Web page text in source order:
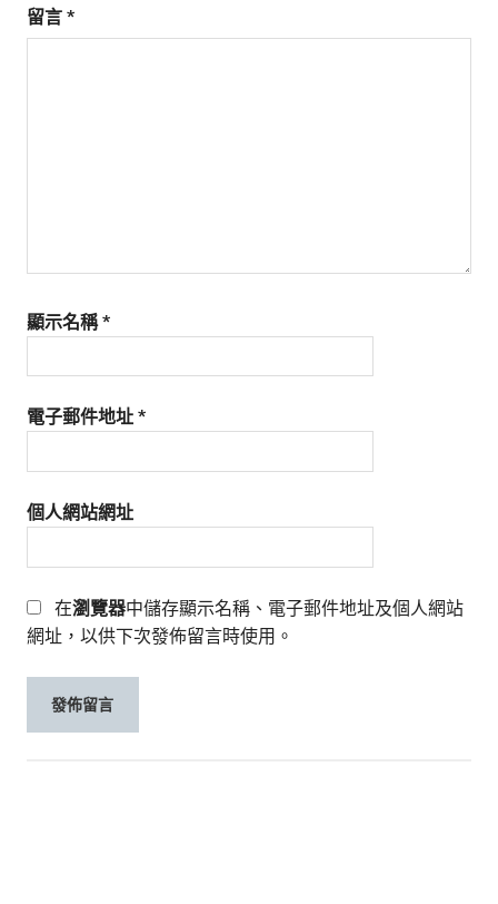
留言 *
顯示名稱*
電子郵件地址 *
個人網站網址
在瀏覽器中儲存顯示名稱、電子郵件地址及個人網站
網址，以供下次發佈留言時使用。